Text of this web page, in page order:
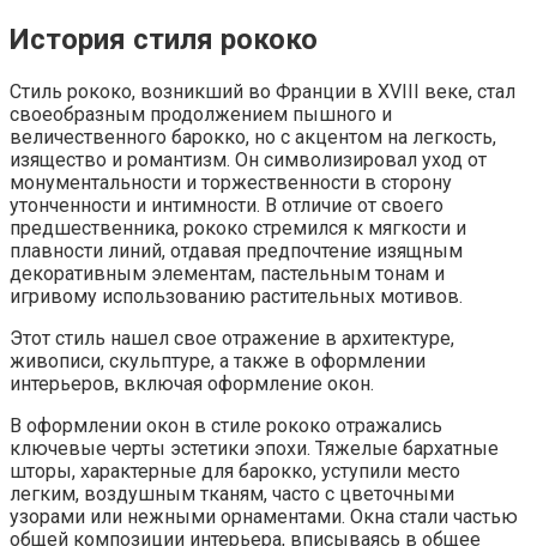
История стиля рококо
Стиль рококо, возникший во Франции в XVIII веке, стал
своеобразным продолжением пышного и
величественного барокко, но с акцентом на легкость,
изящество и романтизм. Он символизировал уход от
монументальности и торжественности в сторону
утонченности и интимности. В отличие от своего
предшественника, рококо стремился к мягкости и
плавности линий, отдавая предпочтение изящным
декоративным элементам, пастельным тонам и
игривому использованию растительных мотивов.
Этот стиль нашел свое отражение в архитектуре,
живописи, скульптуре, а также в оформлении
интерьеров, включая оформление окон.
В оформлении окон в стиле рококо отражались
ключевые черты эстетики эпохи. Тяжелые бархатные
шторы, характерные для барокко, уступили место
легким, воздушным тканям, часто с цветочными
узорами или нежными орнаментами. Окна стали частью
общей композиции интерьера, вписываясь в общее